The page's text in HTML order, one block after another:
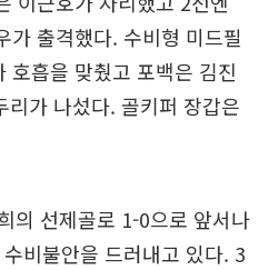
가 출격했다. 수비형 미드필
호흡을 맞췄고 포백은 김진
가 나섰다. 골키퍼 장갑은
의 선제골로 1-0으로 앞서나
비불안을 드러내고 있다. 3